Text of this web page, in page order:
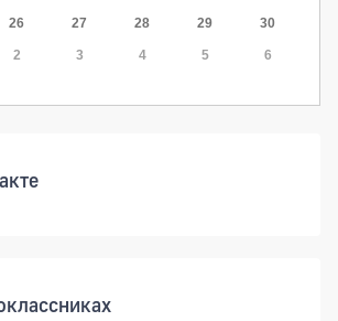
26 27 28 29 30
2 3 4 5 6